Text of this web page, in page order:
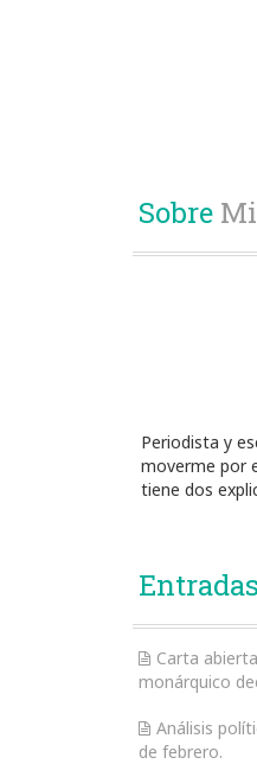
Sobre
Periodista y
moverme por
tiene dos
Carta
monárquico
Análisis
de febrero.